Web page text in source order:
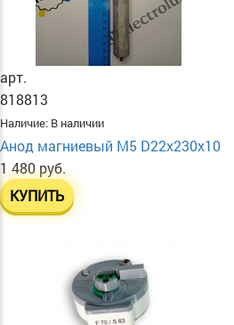
арт.
818813
Наличие: В наличии
Анод магниевый М5 D22х230х10
1 480 руб.
КУПИТЬ